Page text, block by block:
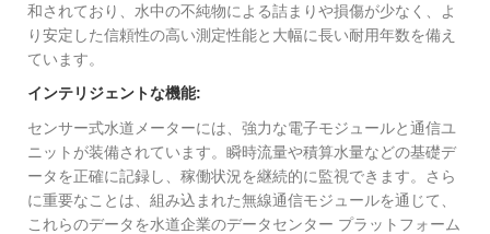
和されており、水中の不純物による詰まりや損傷が少なく、よ
り安定した信頼性の高い測定性能と大幅に長い耐用年数を備え
ています。
インテリジェントな機能:
センサー式水道メーターには、強力な電子モジュールと通信ユ
ニットが装備されています。瞬時流量や積算水量などの基礎デ
ータを正確に記録し、稼働状況を継続的に監視できます。さら
に重要なことは、組み込まれた無線通信モジュールを通じて、
これらのデータを水道企業のデータセンター プラットフォーム